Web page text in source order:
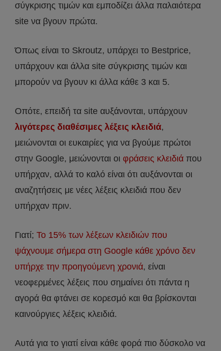
σύγκρισης τιμών και εμποδίζει άλλα παλαιότερα
site να βγουν πρώτα.
Όπως είναι το Skroutz, υπάρχει το Bestprice,
υπάρχουν και άλλα site σύγκρισης τιμών και
μπορούν να βγουν κι άλλα κάθε 3 και 5.
Οπότε, επειδή τα site αυξάνονται, υπάρχουν
λιγότερες διαθέσιμες λέξεις κλειδιά,
μειώνονται οι ευκαιρίες για να βγούμε πρώτοι
στην Google, μειώνονται οι φράσεις κλειδιά που
υπήρχαν, αλλά το καλό είναι ότι αυξάνονται οι
αναζητήσεις με νέες λέξεις κλειδιά που δεν
υπήρχαν πριν.
Γιατί; Το 15% των λέξεων κλειδιών που
ψάχνουμε σήμερα στη Google κάθε χρόνο δεν
υπήρχε την προηγούμενη χρονιά, είναι
νεοφερμένες λέξεις που σημαίνει ότι πάντα η
αγορά θα φτάνει σε κορεσμό και θα βρίσκονται
καινούργιες λέξεις κλειδιά.
Αυτά για το γιατί είναι κάθε φορά πιο δύσκολο να